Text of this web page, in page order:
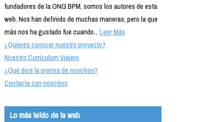
fundadores de la ONG BPM, somos los autores de esta
web. Nos han definido de muchas maneras, pero la que
más nos ha gustado fue cuando...Leer Más
¿Quieres conocer nuestro proyecto?
Nuestro Currículum Viajero
¿Qué dice la prensa de nosotros?
Contacta con nosotros
Lo más leído de la web